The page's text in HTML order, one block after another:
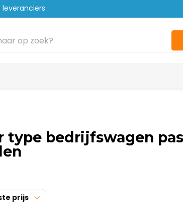
leveranciers
type bedrijfswagen
prijs